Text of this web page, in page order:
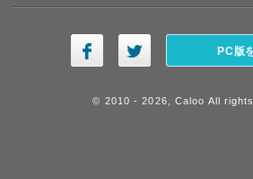
PC版
© 2010 - 2026, Caloo All